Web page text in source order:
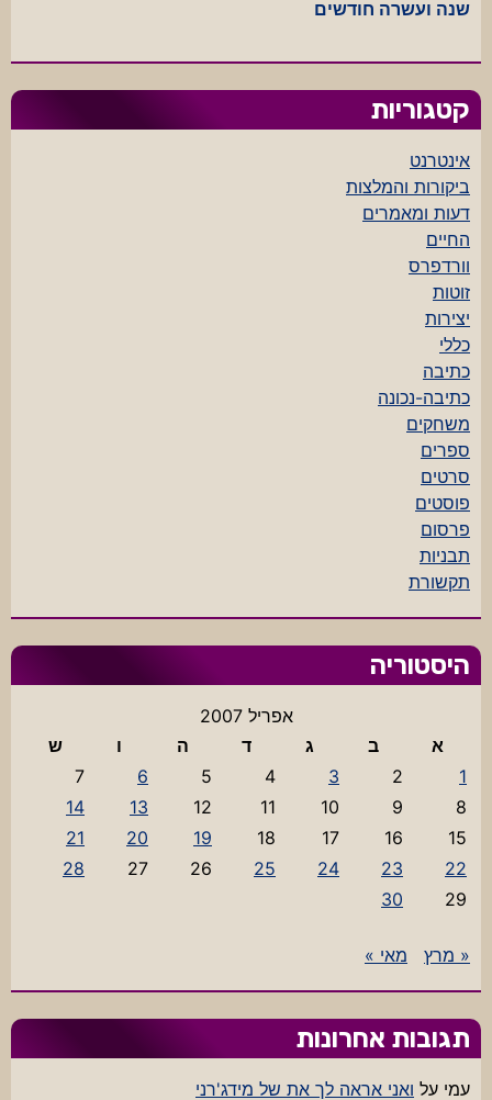
שנה ועשרה חודשים
קטגוריות
אינטרנט
ביקורות והמלצות
דעות ומאמרים
החיים
וורדפרס
זוטות
יצירות
כללי
כתיבה
כתיבה-נכונה
משחקים
ספרים
סרטים
פוסטים
פרסום
תבניות
תקשורת
היסטוריה
אפריל 2007
א
ב ג ד ה ו
ש
1
2
3
4
5
6
7
8
9
10
11
12
13
14
15
16
17
18
19
20
21
22
23
24
25
26
27
28
29
30
« מרץ מאי »
תגובות אחרונות
עמי על ואני אראה לך את של מידג'רני